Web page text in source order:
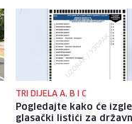
TRI DIJELA A, B I C
Pogledajte kako će
glasački listići za